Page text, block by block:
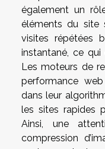
également un
éléments du site
visites répétées
instantané, ce qui
Les moteurs de
performance
dans leur
les sites rapides
Ainsi, une
compression